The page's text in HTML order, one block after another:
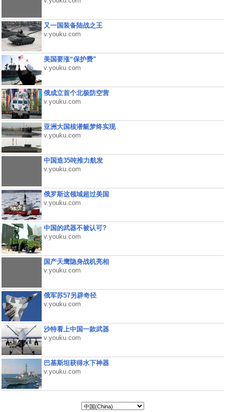
又一国装备陆战之王
v.youku.com
美国要涨“保护费”
v.youku.com
俄成立首个北极防空营
v.youku.com
亚洲大国核潜艇梦终实现
v.youku.com
中国造35吨推力航发
v.youku.com
俄罗斯这领域超过美国
v.youku.com
中国的武器不被认可?
v.youku.com
国产天鹰隐身战机亮相
v.youku.com
俄军苏57另辟奇径
v.youku.com
沙特看上中国一款武器
v.youku.com
巴基斯坦获得水下神器
v.youku.com